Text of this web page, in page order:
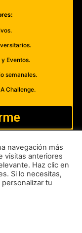
Eventos.
semanales.
Challenge.
y Cookies
ND.
navegación más
visitas anteriores
Haz clic en
Si lo necesitas,
tu